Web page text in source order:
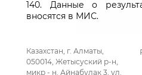
140. Данные о
вносятся в МИС.
Казахстан, г. Алматы,
050014, Жетысуский р-н,
микр - н. Айнабулак 3, ул.